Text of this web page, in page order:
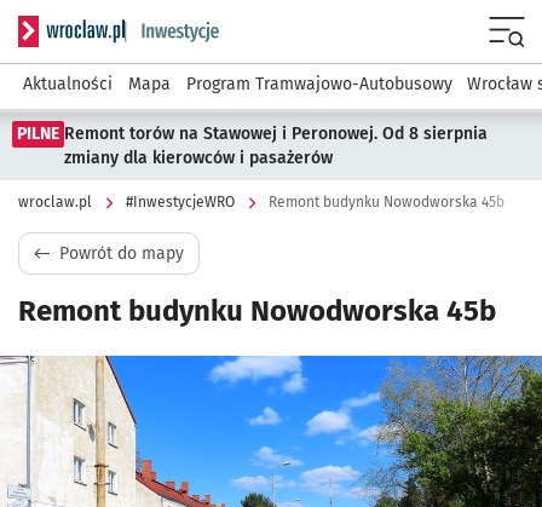
Serwis informacyjny wroclaw.pl podserwis:
Aktualności Mapa Program Tramwajowo-Autobusowy Wrocław
PILNE Remont torów na Stawowej i Peronowej. Od 8 sierpnia
zmiany dla kierowców i pasażerów
wroclaw.pl #InwestycjeWRO Remont budynku Nowodworska 45b
Powrót do mapy
Remont budynku Nowodworska 45b
Kliknij, aby powiększyć